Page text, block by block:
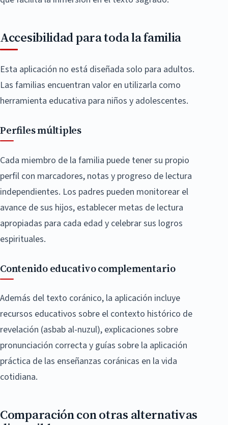
Accesibilidad para toda la familia
Esta aplicación no está diseñada solo para adultos.
Las familias encuentran valor en utilizarla como
herramienta educativa para niños y adolescentes.
Perfiles múltiples
Cada miembro de la familia puede tener su propio
perfil con marcadores, notas y progreso de lectura
independientes. Los padres pueden monitorear el
avance de sus hijos, establecer metas de lectura
apropiadas para cada edad y celebrar sus logros
espirituales.
Contenido educativo complementario
Además del texto coránico, la aplicación incluye
recursos educativos sobre el contexto histórico de
revelación (asbab al-nuzul), explicaciones sobre
pronunciación correcta y guías sobre la aplicación
práctica de las enseñanzas coránicas en la vida
cotidiana.
Comparación con otras alternativas